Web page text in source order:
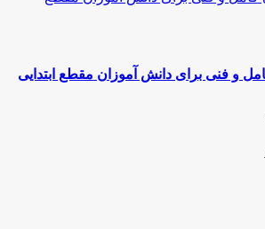
و فنی برای دانش آموزان مقطع ابتدایی